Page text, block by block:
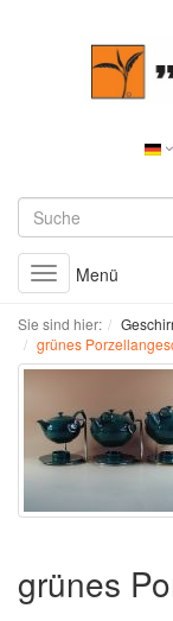
Toggle
navigation
Menü
Sie sind hier:
grünes
grünes